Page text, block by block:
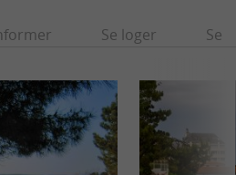
Se loger Se